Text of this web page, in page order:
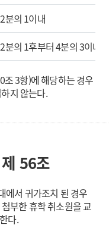
분의 1이내
의 1후부터 4분의 3이내
3항)에 해당하는 경우
지 않는다.
56조
에서 귀가조치 된 경우
부한 휴학 취소원을 교
다.